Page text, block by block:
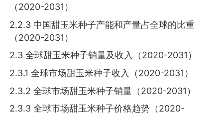
（2020-2031）
2.2.3 中国甜玉米种子产能和产量占全球的比重
（2020-2031）
2.3 全球甜玉米种子销量及收入（2020-2031）
2.3.1 全球市场甜玉米种子收入（2020-2031）
2.3.2 全球市场甜玉米种子销量（2020-2031）
2.3.3 全球市场甜玉米种子价格趋势（2020-